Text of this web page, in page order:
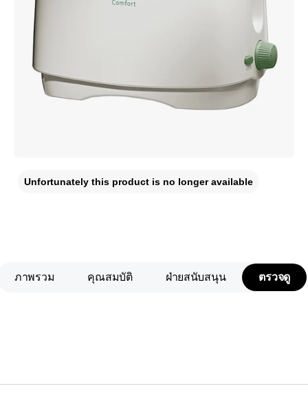
Unfortunately this product is no longer available
ภาพรวม คุณสมบัติ ฝ่ายสนับสนุน ตรวจดู